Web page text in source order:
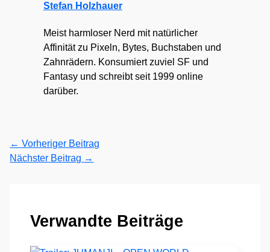
Stefan Holzhauer
Meist harmloser Nerd mit natürlicher
Affinität zu Pixeln, Bytes, Buchstaben und
Zahnrädern. Konsumiert zuviel SF und
Fantasy und schreibt seit 1999 online
darüber.
← Vorheriger Beitrag
Nächster Beitrag →
Verwandte Beiträge